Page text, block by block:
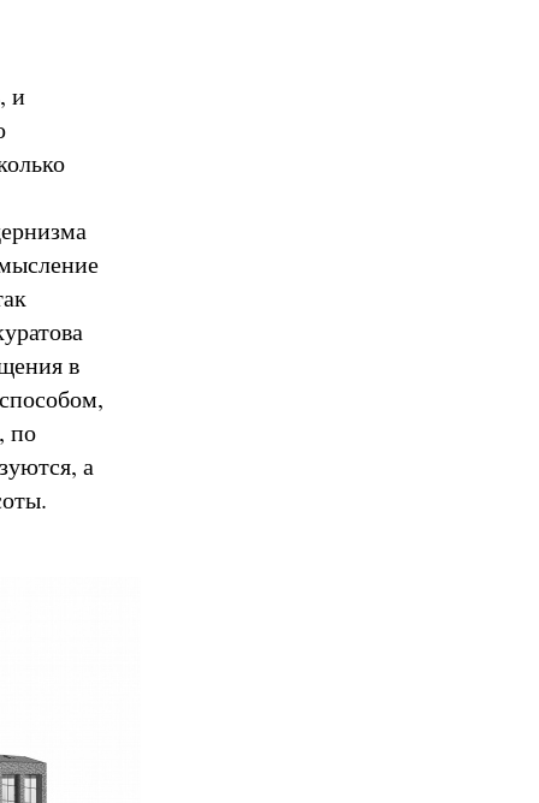
и
в
по
а